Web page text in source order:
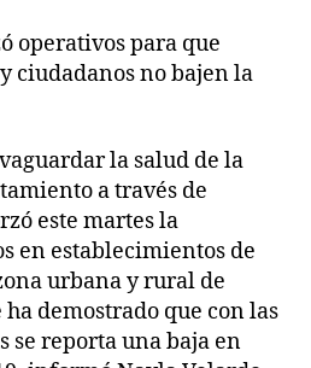
operativos para que
ciudadanos no bajen la
la salud de la
a través de
este martes la
en establecimientos de
urbana y rural de
demostrado que con las
se reporta una baja en